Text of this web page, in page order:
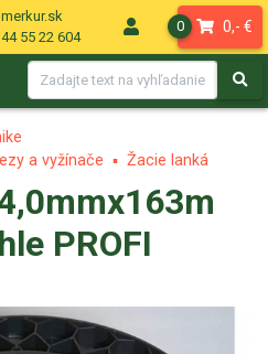
55 22 604
0 0,- €
a vyžínače
Žacie lanká
PROFI